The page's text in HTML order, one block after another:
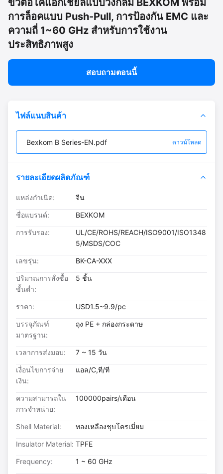
ขั้วต่อโคแอกเชียลแบบวงกลม BEXKOM พร้อม
การล็อคแบบ Push-Pull, การป้องกัน EMC และ
ความถี่ 1~60 GHz สำหรับการใช้งาน
ประสิทธิภาพสูง
สอบถามตอนนี้
ไฟล์แนบสินค้า
Bexkom B Series-EN.pdf ดาวน์โหลด
รายละเอียดผลิตภัณฑ์
แหล่งกำเนิด: จีน
ชื่อแบรนด์: BEXKOM
การรับรอง:
UL/CE/ROHS/REACH/ISO9001/ISO1348
5/MSDS/COC
เลขรุ่น: BK-CA-XXX
ปริมาณการสั่งซื้อ
ขั้นต่ำ:
5 ชิ้น
ราคา: USD1.5~9.9/pc
บรรจุภัณฑ์
มาตรฐาน:
ถุง PE + กล่องกระดาษ
เวลาการส่งมอบ: 7 ~ 15 วัน
เงื่อนไขการจ่าย
เงิน:
แอล/C,ที/ที
ความสามารถใน
การจําหน่าย:
100000pairs/เดือน
Shell Material: ทองเหลืองชุบโครเมี่ยม
Insulator Material: TPFE
Frequency: 1 ~ 60 GHz